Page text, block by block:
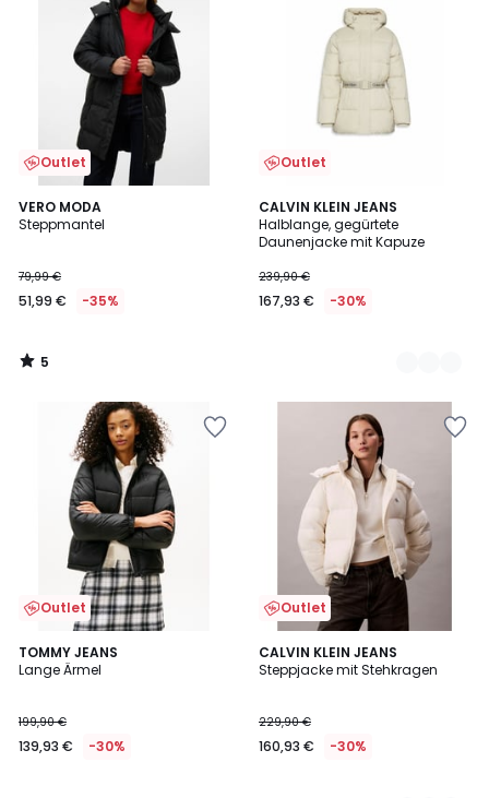
Outlet
VERO MODA
Steppmantel
79,99 €
51,99 € -35%
5
/
5
/
Outlet
CALVIN KLEIN JEANS
Halblange, gegürtete
Daunenjacke mit Kapuze
239,90 €
167,93 € -30%
2
Farben
Outlet
TOMMY JEANS
Lange Ärmel
199,90 €
139,93 € -30%
Outlet
CALVIN KLEIN JEANS
Steppjacke mit Stehkragen
229,90 €
160,93 € -30%
2
Farben